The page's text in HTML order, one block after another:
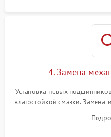
4. Замена
Установка новых
влагостойкой смазки. Замена
или поврежденной